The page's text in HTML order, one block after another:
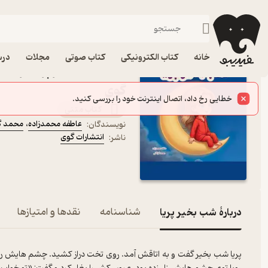
خانه کتاب الکترونیکی کتاب صوتی مجلات
فیدیبو کتاب الکترونیکی
گوی
نویسندگان: عاطفه محمدزاده، محمد
ناشر: انتشارات گوی
دربارۀ شب بخیر پریا شناسنامه نقدها و امتیازها
پریا شب بخیر گفت و به اتاقش آمد. روی تخت دراز کشید. چشم هایش